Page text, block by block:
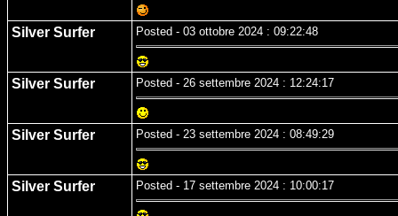
Silver Surfer Posted - 03 ottobre 2024 : 09:22:48
Silver Surfer Posted - 26 settembre 2024 : 12:24:17
Silver Surfer Posted - 23 settembre 2024 : 08:49:29
Silver Surfer Posted - 17 settembre 2024 : 10:00:17